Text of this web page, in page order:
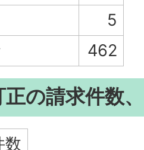
5
462
正の請求件数
数